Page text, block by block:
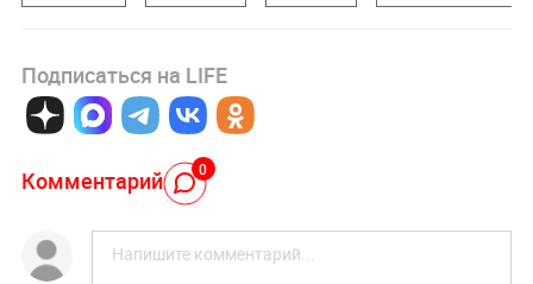
Подписаться на LIFE
Комментарий 0